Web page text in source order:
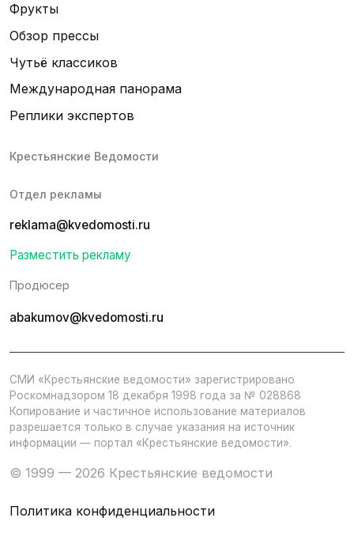
Фрукты
Обзор прессы
Чутьё классиков
Международная панорама
Реплики экспертов
Крестьянские Ведомости
Отдел рекламы
reklama@kvedomosti.ru
Разместить рекламу
Продюсер
abakumov@kvedomosti.ru
СМИ «Крестьянские ведомости» зарегистрировано
Роскомнадзором 18 декабря 1998 года за № 028868
Копирование и частичное использование материалов
разрешается только в случае указания на источник
информации — портал «Крестьянские ведомости».
© 1999 — 2026 Крестьянские ведомости
Политика конфиденциальности